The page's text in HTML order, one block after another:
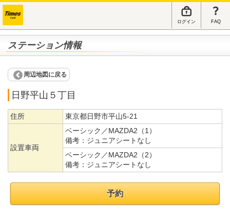
ログイン FAQ
ステーション情報
周辺地図に戻る
日野平山５丁目
住所 東京都日野市平山5-21
設置車両
ベーシック／MAZDA2（1）
備考： ジュニアシートなし
ベーシック／MAZDA2（2）
備考： ジュニアシートなし
予約